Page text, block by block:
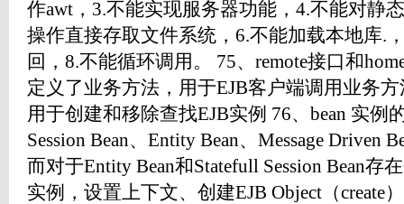
作awt，3.不能实现服务器功能，4.不能对静
操作直接存取文件系统，6.不能加载本地库.
回，8.不能循环调用。 75、remote接口和
定义了业务方法，用于EJB客户端调用业务
用于创建和移除查找EJB实例 76、bean 实例
Session Bean、Entity Bean、Message Driven
而对于Entity Bean和Statefull Session Bean存
实例，设置上下文、创建EJB Object（create